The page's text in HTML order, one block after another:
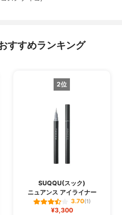
すすめランキング
2位
SUQQU(スック)
ニュアンス アイライナー
3.70(1)
¥3,300